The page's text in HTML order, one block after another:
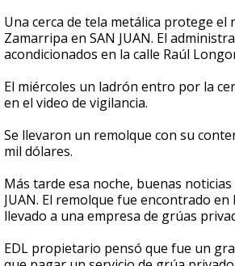
Una cerca de tela metálica protege el
Zamarripa en SAN JUAN. El
acondicionados en la calle Raúl
El miércoles un ladrón entro por la
en el video de vigilancia.
Se llevaron un remolque con su
mil dólares.
Más tarde esa noche, buenas noticias
JUAN. El remolque fue encontrado
llevado a una empresa de grúas
EDL propietario pensó que fue un